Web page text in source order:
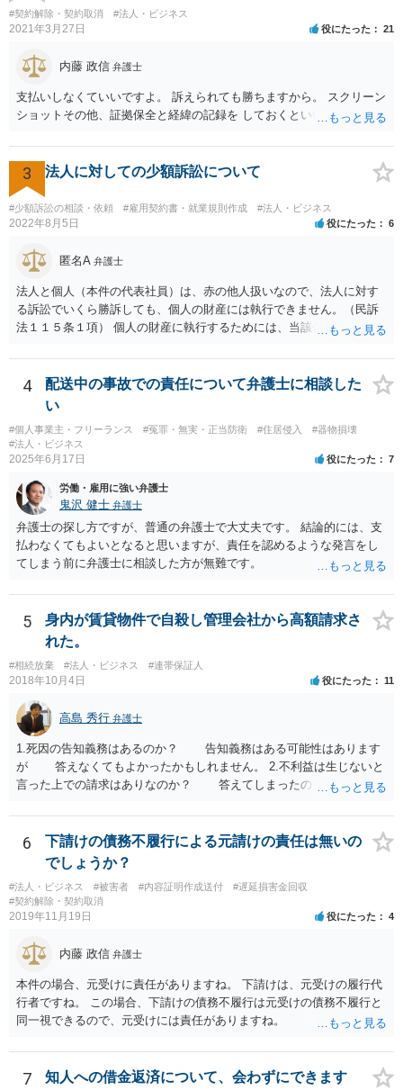
でキャンセルを申し出たとすれば，形式的には顧客側に帰責性があっ
たといえる可能性は考えられます。 一方で，実質的に考えた場合，集
婚式場等の施設についても，解釈によっては集会に供する施設の1つと
解釈を採った場合，強制力はないまでも，事実上挙式等の実施が困難
となる外部的要因があったとして，顧客の「責めに帰すべき事由」が
め，安易に請求ができると考えるのは危険かと思われます。 なお，仮
に全額の請求が不可能となっても，これまでに生じた費用や打合せ相
当分の報酬の範囲であれば，中途終了時の委任事務への報酬請求や不
当利得返還請求として，支払いを求められる可能性はあるかと思われ
えない場合，基本的には代理人を介した交渉や，法的手続きを取るこ
確実に認められる事案ではないと思われるため，法的手続きまでは行
わず，協議によって適切な範囲での支払いに関する合意を目指す方が
良いかと思われます。 【③について】 事実か否かにかかわらず，相手
は，発信者自身の情報の開示を受けた上で，発進した当人に対する損
害賠償請求等を行うことも可能です。
#契約解除・契約取消 #法人・ビジネス
2021年3月27日 役にたった 21
内藤 政信 弁護士
支払いしなくていいですよ。 訴えられても勝ちますから。 スクリーン
ショットその他、証拠保全と経緯の記録を しておくといいでしょう。
3 法人に対しての少額訴訟について
#少額訴訟の相談・依頼 #雇用契約書・就業規則作成 #法人・ビジネス
2022年8月5日 役にたった 6
匿名A 弁護士
法人と個人（本件の代表社員）は、赤の他人扱いなので、法人に対す
る訴訟でいくら勝訴しても、個人の財産には執行できません。（民訴
法１１５条１項） 個人の財産に執行するためには、当該個人に対して
ります。貴殿が被告になった場合は、「彼氏」の干渉を受けずに応訴
することができます。「彼女」氏は、故意又は重過失を立証する必要
があります。 なお、仮に会社法４２９条の責任が認められ敗訴した場
３０条）。「彼女」氏は、５０万円の範囲内でどちらにいくら請求し
てもよく、支払った人はその半額をもう一人の代表社員に請求（求
4
配送中の事故での責任について弁護士に相談した
い
#個人事業主・フリーランス #冤罪・無実・正当防衛 #住居侵入
#器物損壊
#法人・ビジネス
2025年6月17日 役にたった 7
労働・雇用に強い弁護士
鬼沢 健士 弁護士
弁護士の探し方ですが、普通の弁護士で大丈夫です。 結論的には、支
払わなくてもよいとなると思いますが、責任を認めるような発言をし
てしまう前に弁護士に相談した方が無難です。
5
身内が賃貸物件で自殺し管理会社から高額請求さ
れた。
#相続放棄 #法人・ビジネス #連帯保証人
2018年10月4日 役にたった 11
高島 秀行 弁護士
1.死因の告知義務はあるのか？ 告知義務はある可能性はあります
が 答えなくてもよかったかもしれません。 2.不利益は生じないと
言った上での請求はありなのか？ 答えてしまったので請求されて
明できれば 信義則違反という主張をすることができる可能性があ
ります。 3.請求額は妥当なのか？ 自殺した場合、約２年分の賃料
が損害となるというのが判例です。
6
下請けの債務不履行による元請けの責任は無いの
でしょうか？
#法人・ビジネス #被害者 #内容証明作成送付
#遅延損害金回収
#契約解除・契約取消
2019年11月19日 役にたった 4
内藤 政信 弁護士
本件の場合、元受けに責任がありますね。 下請けは、元受けの履行代
行者ですね。 この場合、下請けの債務不履行は元受けの債務不履行と
同一視できるので、元受けには責任がありますね。
7
知人への借金返済について、会わずにできます